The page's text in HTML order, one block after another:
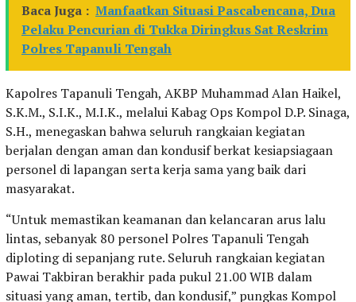
Baca Juga : Manfaatkan Situasi Pascabencana, Dua
Pelaku Pencurian di Tukka Diringkus Sat Reskrim
Polres Tapanuli Tengah
Kapolres Tapanuli Tengah, AKBP Muhammad Alan Haikel,
S.K.M., S.I.K., M.I.K., melalui Kabag Ops Kompol D.P. Sinaga,
S.H., menegaskan bahwa seluruh rangkaian kegiatan
berjalan dengan aman dan kondusif berkat kesiapsiagaan
personel di lapangan serta kerja sama yang baik dari
masyarakat.
“Untuk memastikan keamanan dan kelancaran arus lalu
lintas, sebanyak 80 personel Polres Tapanuli Tengah
diploting di sepanjang rute. Seluruh rangkaian kegiatan
Pawai Takbiran berakhir pada pukul 21.00 WIB dalam
situasi yang aman, tertib, dan kondusif,” pungkas Kompol